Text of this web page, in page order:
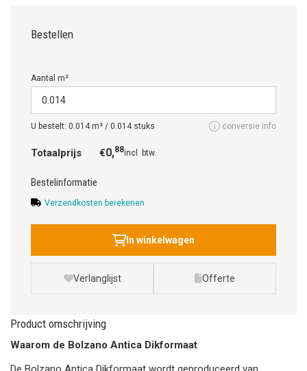
Bestellen
Aantal m²
U bestelt: 0.014m² / 0.014stuks conversie info
Totaalprijs €0,88incl. btw.
Bestelinformatie
Verzendkosten berekenen
In winkelwagen
Verlanglijst Offerte
Product omschrijving
Waarom de Bolzano Antica Dikformaat